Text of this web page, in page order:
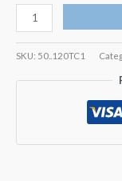
SKU: 50..120TC1